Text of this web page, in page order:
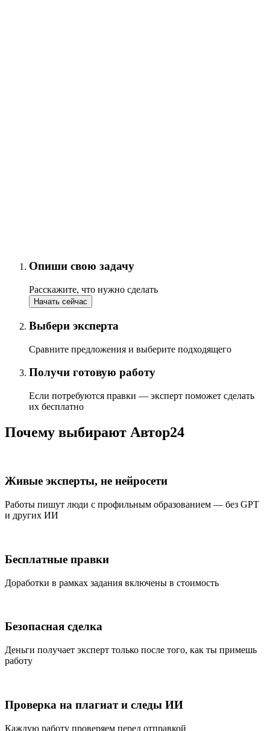
Опиши свою задачу
Расскажите, что нужно сделать
Начать сейчас
Выбери эксперта
Сравните предложения и выберите подходящего
Получи готовую работу
Если потребуются правки — эксперт поможет сделать
их бесплатно
Почему выбирают Автор24
Живые эксперты, не нейросети
Работы пишут люди с профильным образованием — без GPT
и других ИИ
Бесплатные правки
Доработки в рамках задания включены в стоимость
Безопасная сделка
Деньги получает эксперт только после того, как ты примешь
работу
Проверка на плагиат и следы ИИ
Каждую работу проверяем перед отправкой